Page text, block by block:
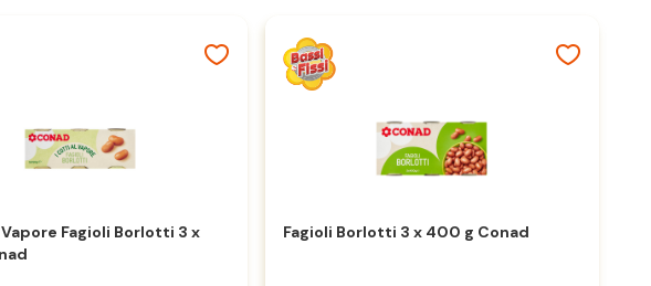
Fagioli Borlotti 3 x
Fagioli Borlotti 3 x 400 g Conad